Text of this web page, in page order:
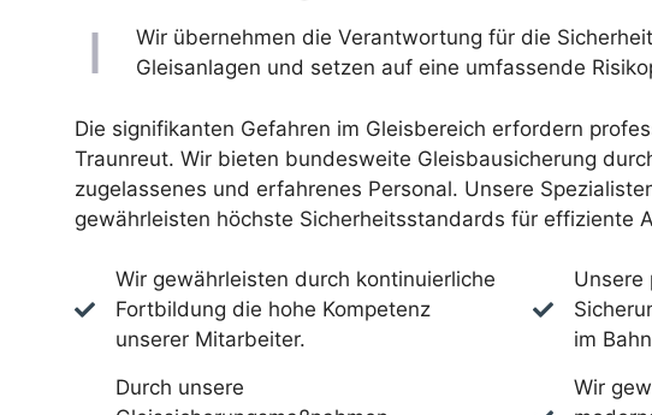
Wir übernehmen die Verantwortung für die
Gleisanlagen und setzen auf eine umfassende
Die signifikanten Gefahren im Gleisbereich erfordern
Traunreut. Wir bieten bundesweite Gleisbausicherung
zugelassenes und erfahrenes Personal. Unsere
gewährleisten höchste Sicherheitsstandards für effiziente
Wir gewährleisten durch kontinuierliche
Fortbildung die hohe Kompetenz
unserer Mitarbeiter.
Durch unsere
Unsere
im
Wir